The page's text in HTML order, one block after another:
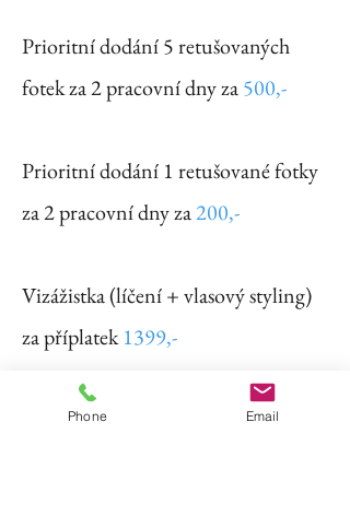
Prioritní dodání 5 retušovaných
fotek za 2 pracovní dny za500,-​
Prioritní dodání 1 retušované fotky
za 2 pracovní dny za200,-
Vizážistka (líčení + vlasový styling)
za příplatek1399,-​​
Vizážistka "líčení a hair-styling u vás
Phone Email